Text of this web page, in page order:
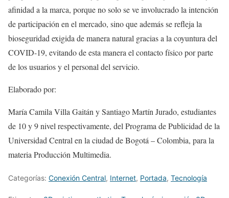
afinidad a la marca, porque no solo se ve involucrado la intención
de participación en el mercado, sino que además se refleja la
bioseguridad exigida de manera natural gracias a la coyuntura del
COVID-19, evitando de esta manera el contacto físico por parte
de los usuarios y el personal del servicio.
Elaborado por:
María Camila Villa Gaitán y Santiago Martín Jurado, estudiantes
de 10 y 9 nivel respectivamente, del Programa de Publicidad de la
Universidad Central en la ciudad de Bogotá – Colombia, para la
materia Producción Multimedia.
Categorías: Conexión Central, Internet, Portada, Tecnologí­a